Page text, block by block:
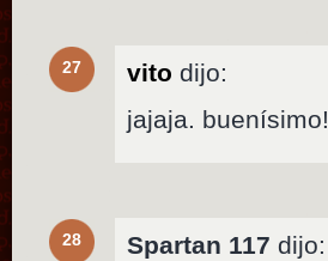
27 vito dijo:
jajaja. buenísimo!
28 Spartan 117 dijo: